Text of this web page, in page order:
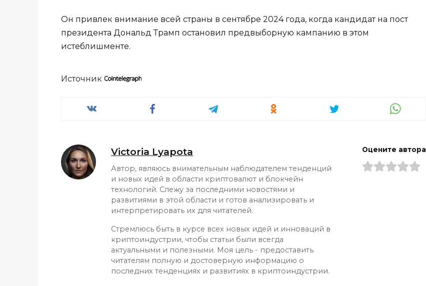
Он привлек внимание всей страны в сентябре 2024 года, когда кандидат на пост
президента Дональд Трамп остановил предвыборную кампанию в этом
истеблишменте.
Источник
Victoria Lyapota
Автор, являюсь внимательным наблюдателем тенденций
и новых идей в области криптовалют и блокчейн
технологий. Слежу за последними новостями и
развитиями в этой области и готов анализировать и
интерпретировать их для читателей.
Стремлюсь быть в курсе всех новых идей и инноваций в
криптоиндустрии, чтобы статьи были всегда
актуальными и полезными. Моя цель - предоставить
читателям полную и достоверную информацию о
последних тенденциях и развитиях в криптоиндустрии.
Оцените автора